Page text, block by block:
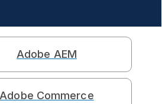
Adobe AEM
Adobe Commerce